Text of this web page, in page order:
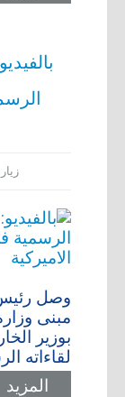
وصل
مبنى
بوزير
لقاءاته
المزيد